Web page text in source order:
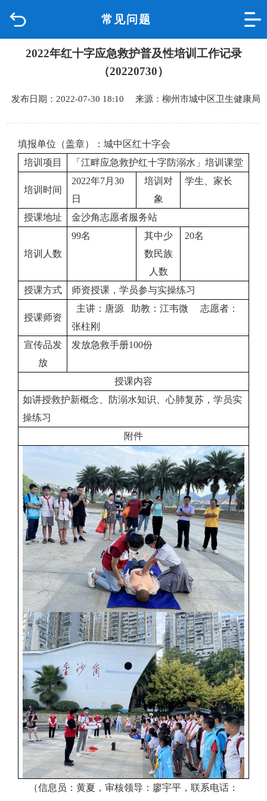
常见问题
品质城中
政府信息公开
网上办事
互动回应
数据专题
2022年红十字应急救护普及性培训工作记录
（20220730）
发布日期：2022-07-30 18:10 来源：柳州市城中区卫生健康局
填报单位（盖章）：城中区红十字会
培训项目
「江畔应急救护红十字防溺水」培训课堂
培训时间
2022年7月30
日
培训对
象
学生、家长
授课地址 金沙角志愿者服务站
培训人数
99名
其中少
数民族
人数
20名
授课方式 师资授课，学员参与实操练习
授课师资
主讲：唐源 助教：江韦微 志愿者：
张柱刚
宣传品发
放
发放急救手册100份
授课内容
如讲授救护新概念、防溺水知识、心肺复苏，学员实
操练习
附件
（信息员：黄夏，审核领导：廖宇平，联系电话：